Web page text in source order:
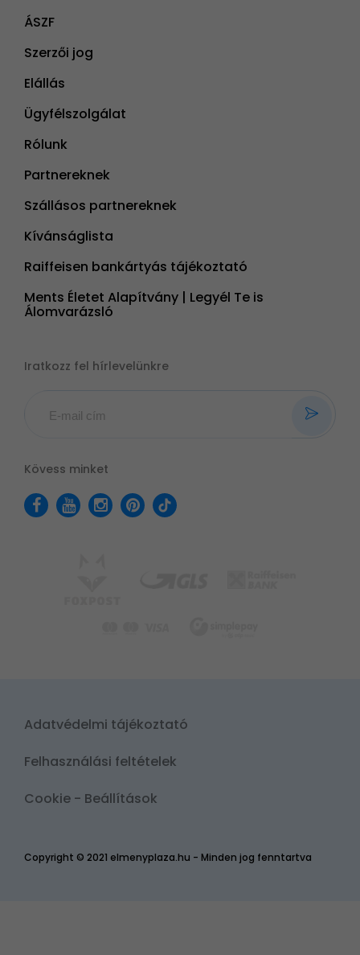
ÁSZF
Szerzői jog
Elállás
Ügyfélszolgálat
Rólunk
Partnereknek
Szállásos partnereknek
Kívánságlista
Raiffeisen bankártyás tájékoztató
Ments Életet Alapítvány | Legyél Te is
Álomvarázsló
Iratkozz fel hírlevelünkre
Kövess minket
Copyright © 2021 elmenyplaza.hu - Minden jog fenntartva
Adatvédelmi tájékoztató
Felhasználási feltételek
Cookie - Beállítások